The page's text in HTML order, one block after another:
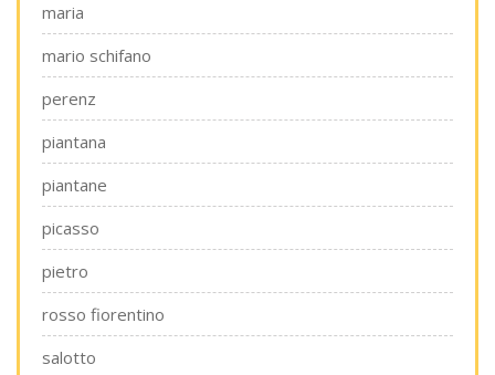
maria
mario schifano
perenz
piantana
piantane
picasso
pietro
rosso fiorentino
salotto